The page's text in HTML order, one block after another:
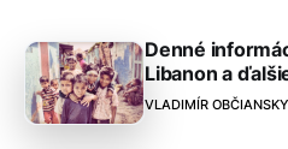
Denné
Libanon a
VLADIMÍR OBČIANSKY